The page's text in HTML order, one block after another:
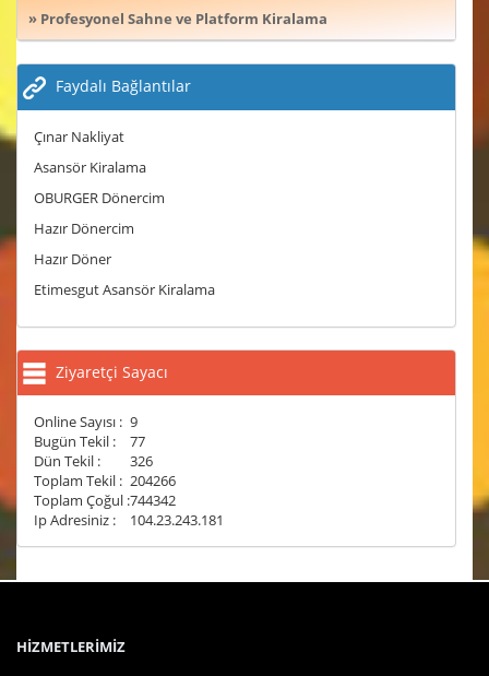
» Profesyonel Sahne ve Platform Kiralama
Faydalı Bağlantılar
Çınar Nakliyat
Asansör Kiralama
OBURGER Dönercim
Hazır Dönercim
Hazır Döner
Etimesgut Asansör Kiralama
Ziyaretçi Sayacı
Online Sayısı : 9
Bugün Tekil :
77
Dün Tekil :
326
Toplam Tekil : 204266
Toplam Çoğul :744342
Ip Adresiniz :
104.23.243.181
HİZMETLERİMİZ